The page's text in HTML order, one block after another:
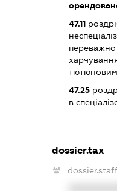
47.11
47.25
в
dossier.tax
dossier.staff